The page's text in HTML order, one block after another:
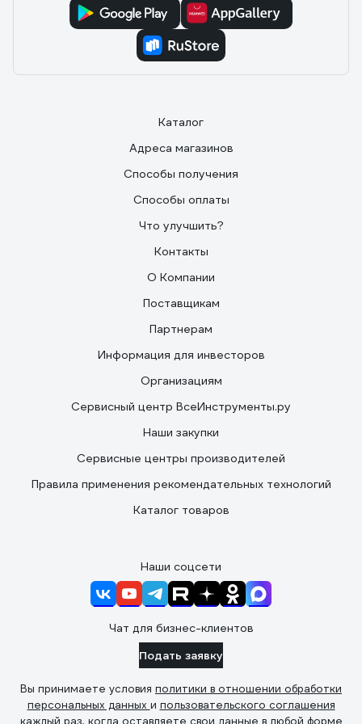
Каталог
Адреса магазинов
Способы получения
Способы оплаты
Что улучшить?
Контакты
О Компании
Поставщикам
Партнерам
Информация для инвесторов
Организациям
Сервисный центр ВсеИнструменты.ру
Наши закупки
Сервисные центры производителей
Правила применения рекомендательных технологий
Каталог товаров
Наши соцсети
Чат для бизнес-клиентов
Подать заявку
Вы принимаете условия политики в отношении обработки
персональных данных и пользовательского соглашения
каждый раз, когда оставляете свои данные в любой форме